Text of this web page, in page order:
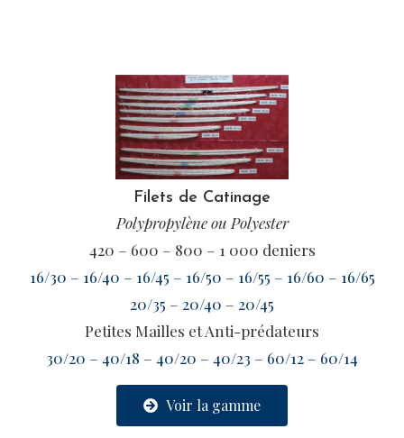
Filets de Catinage
Polypropylène ou Polyester
420 – 600 – 800 – 1 000 deniers
16/30 – 16/40 – 16/45 – 16/50 – 16/55 – 16/60 – 16/65
20/35 – 20/40 – 20/45
Petites Mailles et Anti-prédateurs
30/20 – 40/18 – 40/20 – 40/23 – 60/12 – 60/14
Voir la gamme